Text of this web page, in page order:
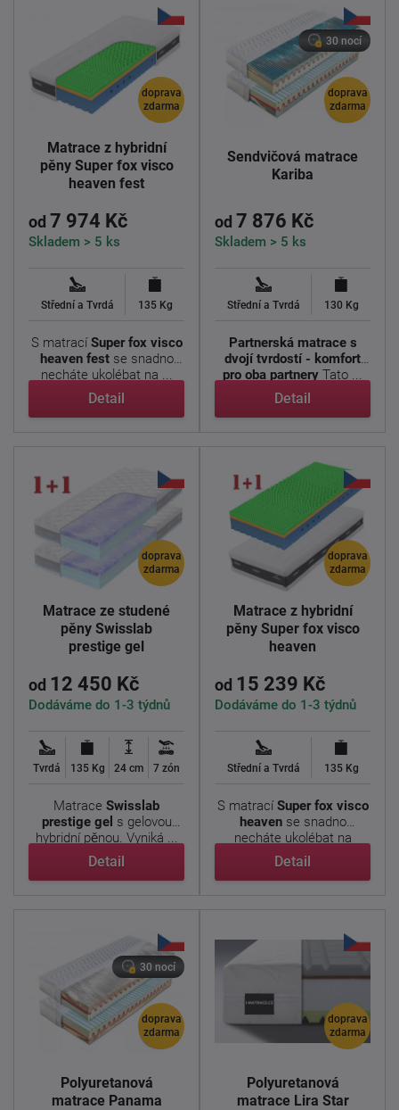
doprava
zdarma
Matrace z hybridní
pěny Super fox visco
heaven fest
od 7 974 Kč
Skladem > 5 ks
Střední a Tvrdá 135 Kg
S matracíSuper fox visco
heaven festse snadno
necháte ukolébat na ...
Detail
doprava
zdarma
30 nocí
Sendvičová matrace
Kariba
od 7 876 Kč
Skladem > 5 ks
Střední a Tvrdá 130 Kg
Partnerská matrace s
dvojí tvrdostí - komfort
pro oba partnery Tato ...
Detail
doprava
zdarma
Matrace ze studené
pěny Swisslab
prestige gel
od 12 450 Kč
Dodáváme do 1-3 týdnů
Tvrdá 135 Kg 24 cm 7 zón
Matrace Swisslab
prestige gel s gelovou
hybridní pěnou. Vyniká ...
Detail
doprava
zdarma
Matrace z hybridní
pěny Super fox visco
heaven
od 15 239 Kč
Dodáváme do 1-3 týdnů
Střední a Tvrdá 135 Kg
S matracíSuper fox visco
heavense snadno
necháte ukolébat na
obláčku ...
Detail
doprava
zdarma
30 nocí
Polyuretanová
matrace Panama
doprava
zdarma
Polyuretanová
matrace Lira Star